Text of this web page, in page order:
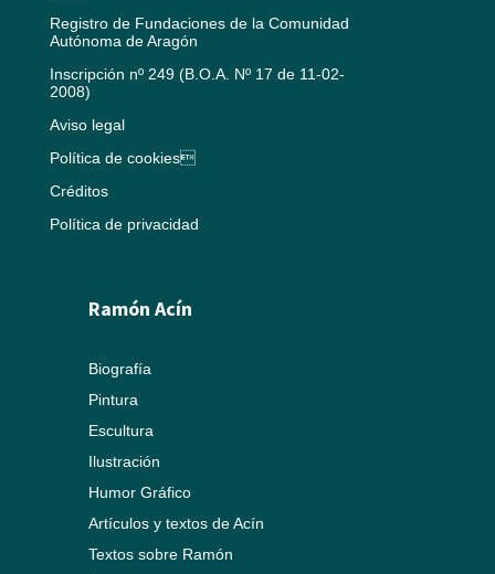
Registro de Fundaciones de la Comunidad
Autónoma de Aragón
Inscripción nº 249 (B.O.A. Nº 17 de 11-02-
2008)
Aviso legal
Política de cookies
Créditos
Política de privacidad
Ramón Acín
Biografía
Pintura
Escultura
Ilustración
Humor Gráfico
Artículos y textos de Acín
Textos sobre Ramón